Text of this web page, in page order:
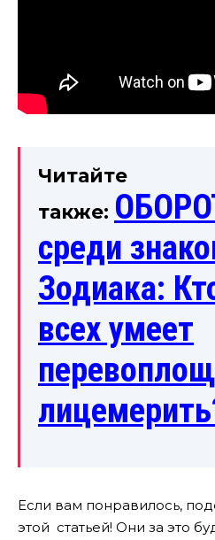
Читайте
также:
среди
Зодиака:
всех умеет
Если вам понравилось,
этой статьей! Они за это